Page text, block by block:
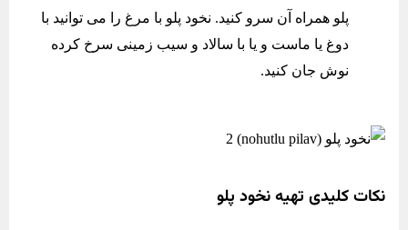
پلو همراه آن سرو کنید. نخود پلو با مرغ را می توانید با
دوغ یا ماست و یا با سالاد و سیب زمینی سرخ کرده
نوش جان کنید.
نکات کلیدی تهیه نخود پلو